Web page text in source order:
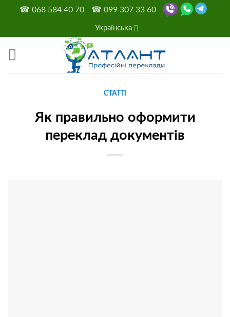
content
☎ 068 584 40 70 ☎ 099 307 33 60
Українська
СТАТТІ
Як правильно оформити
переклад документів